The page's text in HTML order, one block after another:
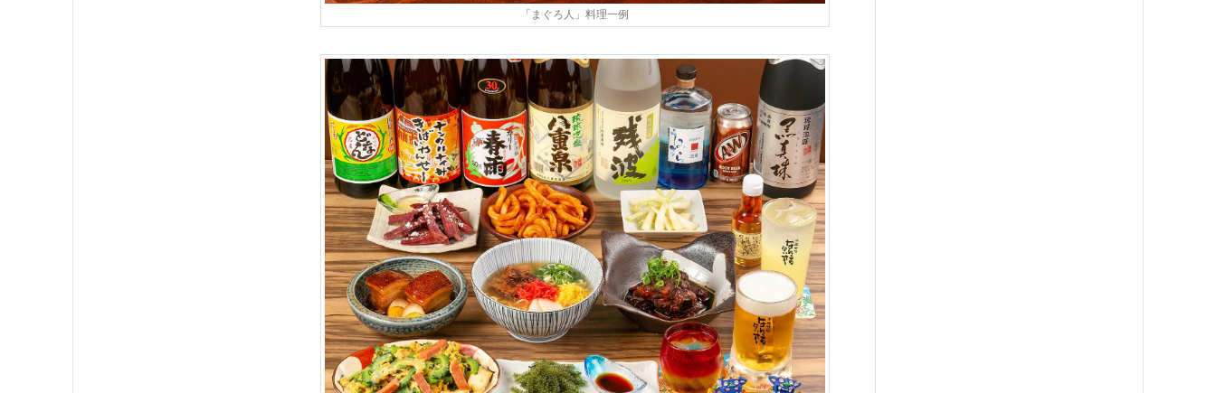
「まぐろ人」料理一例